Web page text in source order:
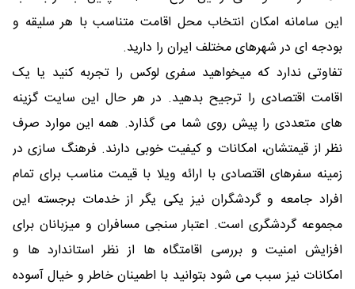
این سامانه امکان انتخاب محل اقامت متناسب با هر سلیقه و
بودجه ای در شهرهای مختلف ایران را دارید.
تفاوتی ندارد که میخواهید سفری لوکس را تجربه کنید یا یک
اقامت اقتصادی را ترجیح بدهید. در هر حال این سایت گزینه
های متعددی را پیش روی شما می گذارد. همه این موارد صرف
نظر از قیمتشان، امکانات و کیفیت خوبی دارند. فرهنگ سازی در
زمینه سفرهای اقتصادی با ارائه ویلا با قیمت مناسب برای تمام
افراد جامعه و گردشگران نیز یکی یگر از خدمات برجسته این
مجموعه گردشگری است. اعتبار سنجی مسافران و میزبانان برای
افزایش امنیت و بررسی اقامتگاه ها از نظر استاندارد ها و
امکانات نیز سبب می شود بتوانید با اطمینان خاطر و خیال آسوده